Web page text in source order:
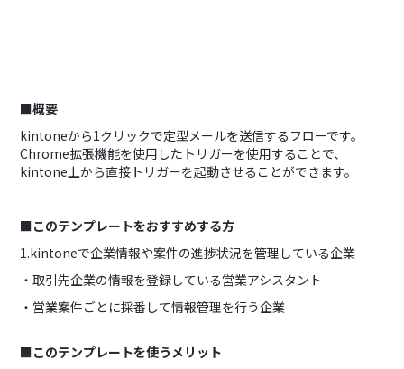
■概要
kintoneから1クリックで定型メールを送信するフローです。
Chrome拡張機能を使用したトリガーを使用することで、
kintone上から直接トリガーを起動させることができます。
■このテンプレートをおすすめする方
1.kintoneで企業情報や案件の進捗状況を管理している企業
・取引先企業の情報を登録している営業アシスタント
・営業案件ごとに採番して情報管理を行う企業
■このテンプレートを使うメリット